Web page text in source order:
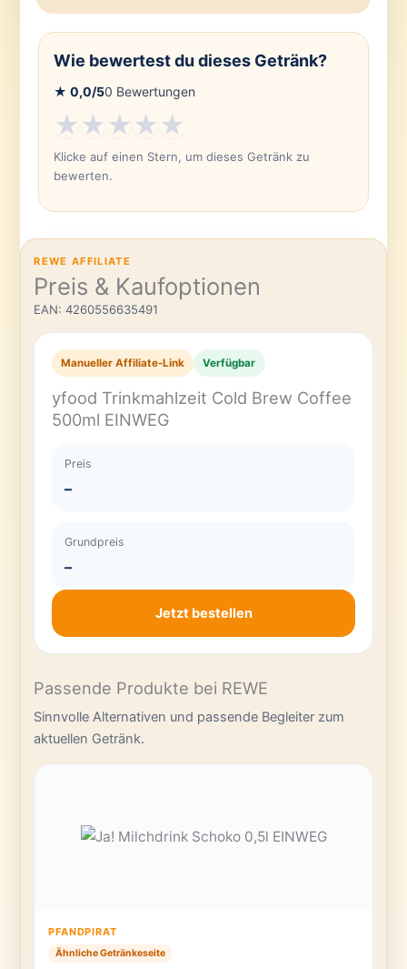
Wie bewertest du dieses Getränk?
★ 0,0/50 Bewertungen
★★★★★
Klicke auf einen Stern, um dieses Getränk zu
bewerten.
REWE AFFILIATE
Preis & Kaufoptionen
EAN: 4260556635491
Manueller Affiliate-Link Verfügbar
yfood Trinkmahlzeit Cold Brew Coffee
500ml EINWEG
Preis
–
Grundpreis
–
Jetzt bestellen
Passende Produkte bei REWE
Sinnvolle Alternativen und passende Begleiter zum
aktuellen Getränk.
PFANDPIRAT
Ähnliche Getränkeseite